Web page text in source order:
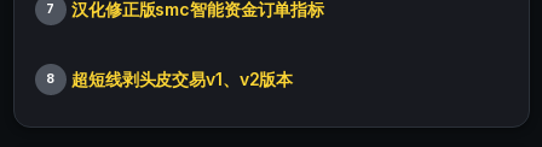
7 汉化修正版smc智能资金订单指标
8 超短线剥头皮交易v1、v2版本